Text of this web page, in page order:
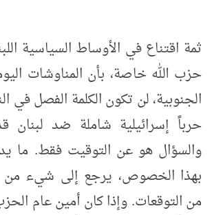
ثمة اقتناع في الأوساط السياسية
حزب الله خاصة، بأن المناوشات
الجنوبية، لن تكون الكلمة الفصل في
حرباً إسرائيلية شاملة ضد لبنان
والسؤال هو عن التوقيت فقط. ما
بهذا الخصوص، يرجع إلى شيء من
من التوقعات. وإذا كان أمين عام